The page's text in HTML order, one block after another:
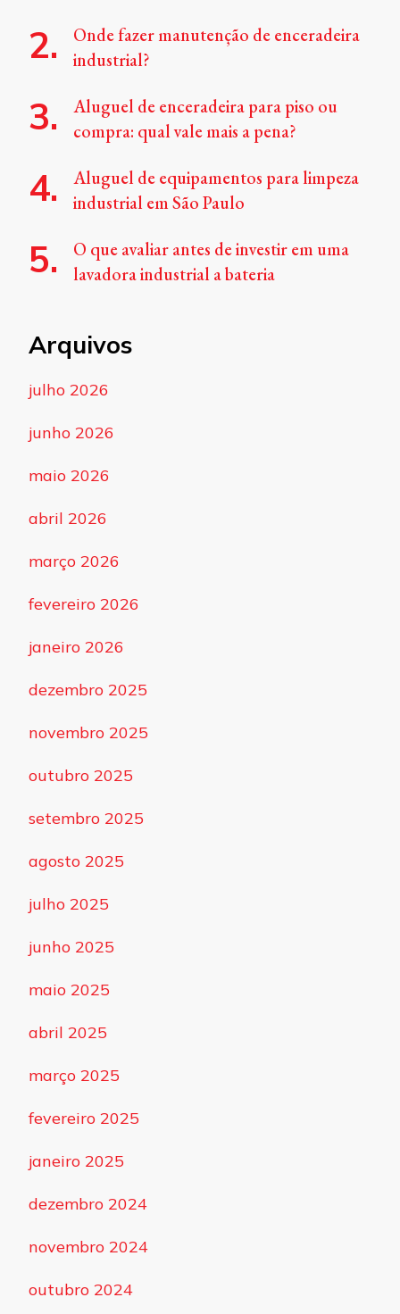
Onde fazer manutenção de enceradeira
industrial?
Aluguel de enceradeira para piso ou
compra: qual vale mais a pena?
Aluguel de equipamentos para limpeza
industrial em São Paulo
O que avaliar antes de investir em uma
lavadora industrial a bateria
Arquivos
julho 2026
junho 2026
maio 2026
abril 2026
março 2026
fevereiro 2026
janeiro 2026
dezembro 2025
novembro 2025
outubro 2025
setembro 2025
agosto 2025
julho 2025
junho 2025
maio 2025
abril 2025
março 2025
fevereiro 2025
janeiro 2025
dezembro 2024
novembro 2024
outubro 2024